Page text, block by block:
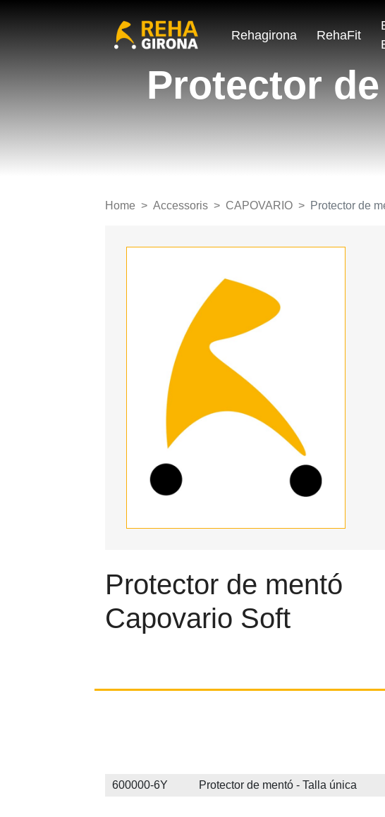
Rehagirona RehaFit
Protector
Home Accessoris CAPOVARIO Protector de
Protector de mentó
Capovario Soft
600000-6Y Protector de mentó - Talla única